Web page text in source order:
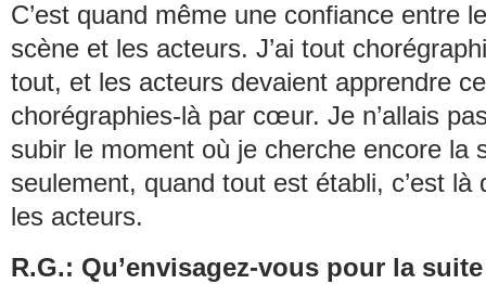
C’est quand même une confiance entre
scène et les acteurs. J’ai tout
tout, et les acteurs devaient apprendre
chorégraphies-là par cœur. Je n’allais
subir le moment où je cherche encore la
seulement, quand tout est établi, c’est là
les acteurs.
R.G.: Qu’envisagez-vous pour la